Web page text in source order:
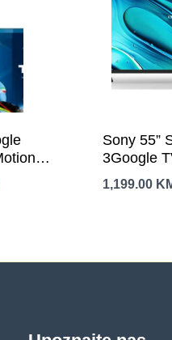
Sony 55”
3Google
X14K
Pro;
1,199.00